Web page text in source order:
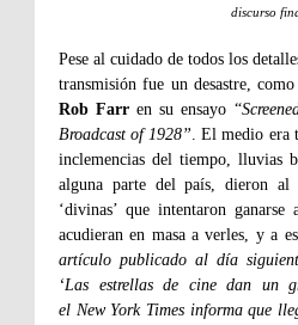
discurso
Pese al cuidado de todos los
transmisión fue un desastre,
Rob Farr en su ensayo “
Broadcast of 1928”. El medio era
inclemencias del tiempo, lluvias
alguna parte del país, dieron al
‘divinas’ que intentaron
acudieran en masa a verles, y a
artículo publicado al día
‘Las estrellas de cine dan un
el New York Times informa que